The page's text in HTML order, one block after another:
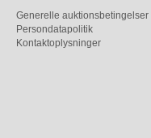
Generelle auktionsbetingelser
Persondatapolitik
Kontaktoplysninger